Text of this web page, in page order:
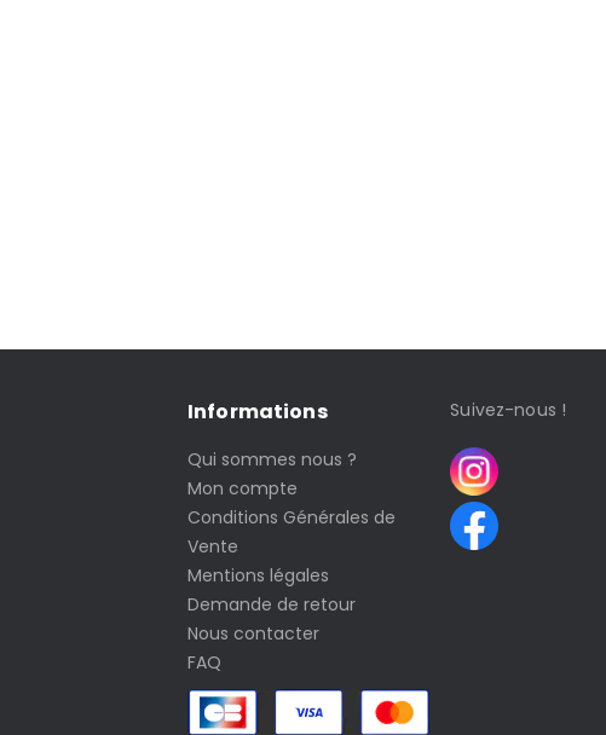
Informations
Qui sommes nous ?
Mon compte
Conditions Générales de
Vente
Mentions légales
Demande de retour
Nous contacter
FAQ
Suivez-nous !